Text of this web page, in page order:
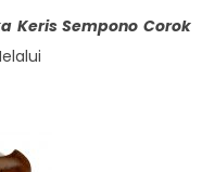
Keris Sempono Corok